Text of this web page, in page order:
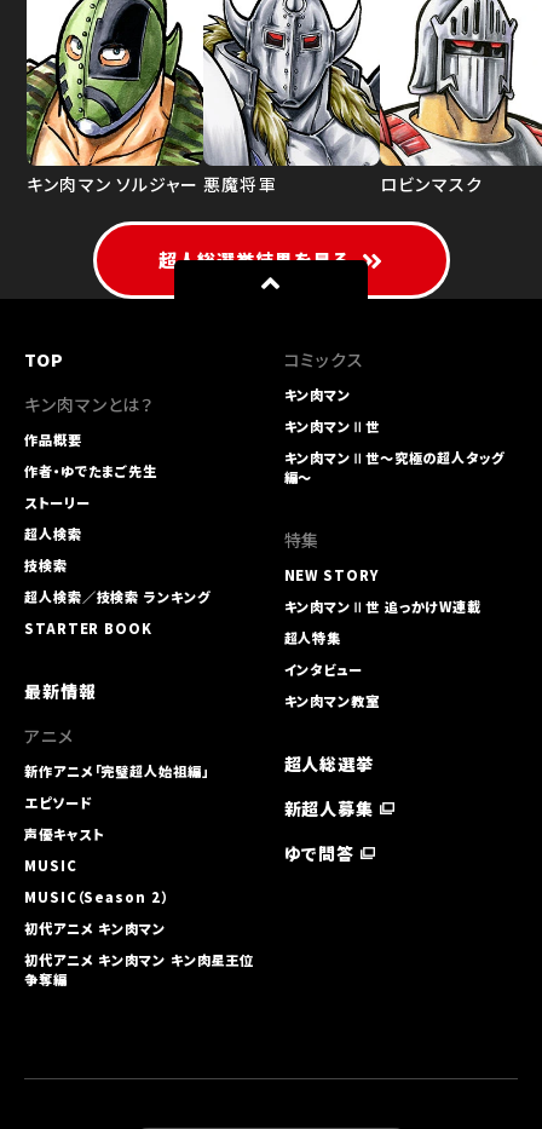
キン肉マン ソルジャー 悪魔将軍 ロビンマスク
超人総選挙結果を見る
TOP
キン肉マンとは？
作品概要
作者・ゆでたまご先生
ストーリー
超人検索
技検索
超人検索／技検索 ランキング
STARTER BOOK
最新情報
アニメ
新作アニメ「完璧超人始祖編」
エピソード
声優キャスト
MUSIC
MUSIC（Season 2）
初代アニメ キン⾁マン
初代アニメ キン⾁マン キン⾁星王位
争奪編
コミックス
キン肉マン
キン肉マンⅡ世
キン肉マンⅡ世～究極の超人タッグ
編～
特集
NEW STORY
キン肉マンⅡ世 追っかけW連載
超人特集
インタビュー
キン肉マン教室
超人総選挙
新超人募集
ゆで問答